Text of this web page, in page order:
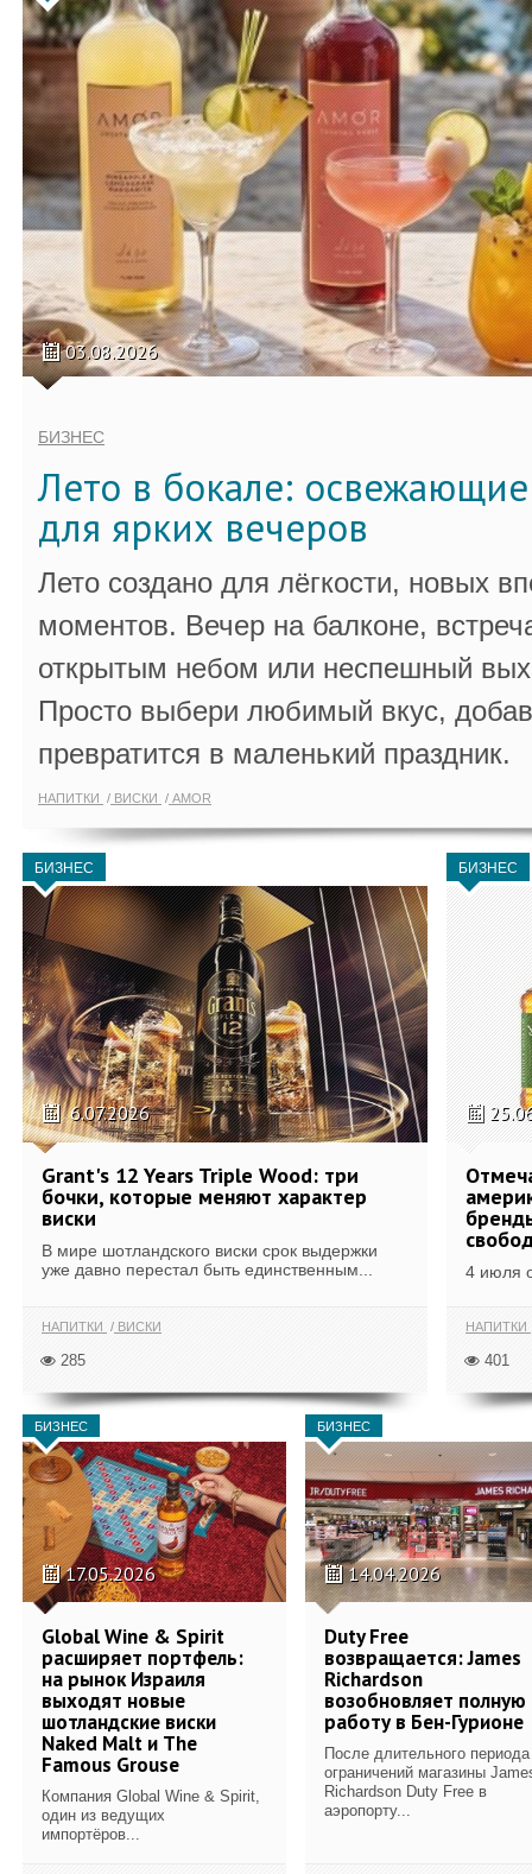
03.08.2026
БИЗНЕС
Лето в бокале:
для ярких вечеров
Лето создано для лёгкости, новых
моментов. Вечер на балконе,
открытым небом или неспешный
Просто выбери любимый вкус,
превратится в маленький праздник.
НАПИТКИ ВИСКИ AMOR
БИЗНЕС
6.07.2026
Grant's 12 Years Triple Wood: три
бочки, которые меняют характер
виски
В мире шотландского виски срок выдержки
уже давно перестал быть единственным...
НАПИТКИ ВИСКИ
285
БИЗНЕС
4 июля
НАПИТКИ
401
БИЗНЕС
17.05.2026
Global Wine & Spirit
расширяет портфель:
на рынок Израиля
выходят новые
шотландские виски
Naked Malt и The
Famous Grouse
Компания Global Wine & Spirit,
один из ведущих
импортёров...
БИЗНЕС
14.04.2026
Duty Free
возвращается: James
Richardson
возобновляет полную
работу в Бен-Гурионе
После длительного периода
ограничений магазины
Richardson Duty Free в
аэропорту...